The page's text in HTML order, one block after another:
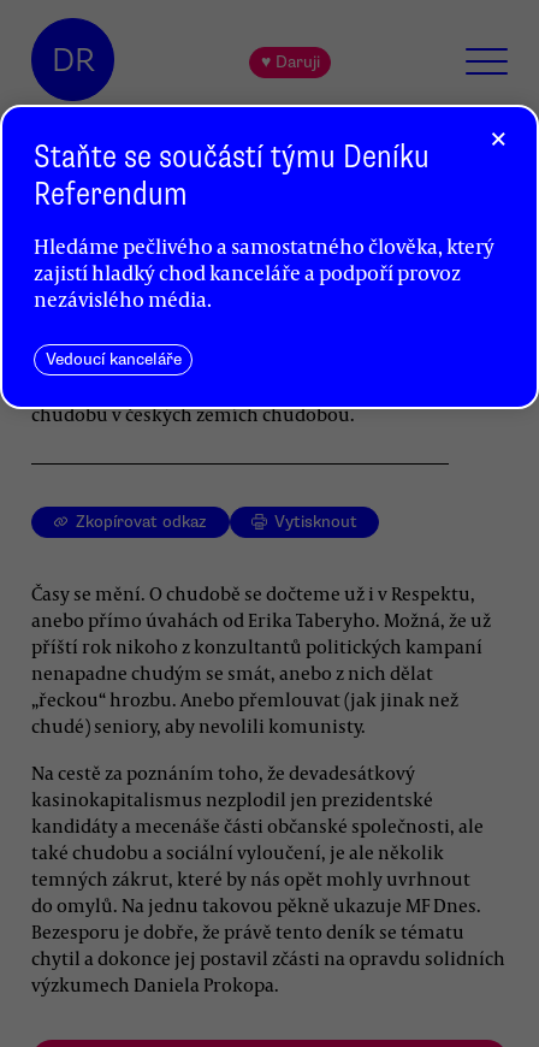
DR ♥ Daruji
Hra na chudobu
Jan Sládek
Sociolog Jan Sládek kritizuje experiment
jeden den s částkou 113 korun. Reality show
chudobu v českých zemích chudobou.
Zkopírovat odkaz Vytisknout
Časy se mění. O chudobě se dočteme už i v Respektu,
anebo přímo úvahách od Erika Taberyho. Možná, že už
příští rok nikoho z konzultantů politických kampaní
nenapadne chudým se smát, anebo z nich dělat
„řeckou“ hrozbu. Anebo přemlouvat (jak jinak než
chudé) seniory, aby nevolili komunisty.
Na cestě za poznáním toho, že devadesátkový
kasinokapitalismus nezplodil jen prezidentské
kandidáty a mecenáše části občanské společnosti, ale
také chudobu a sociální vyloučení, je ale několik
temných zákrut, které by nás opět mohly uvrhnout
do omylů. Na jednu takovou pěkně ukazuje MF Dnes.
Bezesporu je dobře, že právě tento deník se tématu
chytil a dokonce jej postavil zčásti na opravdu solidních
výzkumech Daniela Prokopa.
×
Staňte se součástí týmu Deníku
Referendum
Hledáme pečlivého a samostatného člověka, který
zajistí hladký chod kanceláře a podpoří provoz
nezávislého média.
Vedoucí kanceláře